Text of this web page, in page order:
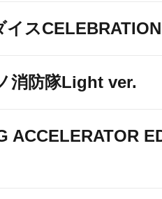
スCELEBRATION
消防隊Light ver.
ACCELERATOR